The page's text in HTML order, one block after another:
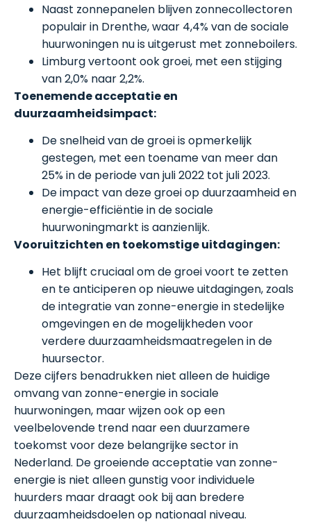
Naast zonnepanelen blijven zonnecollectoren
populair in Drenthe, waar 4,4% van de sociale
huurwoningen nu is uitgerust met zonneboilers.
Limburg vertoont ook groei, met een stijging
van 2,0% naar 2,2%.
Toenemende acceptatie en
duurzaamheidsimpact:
De snelheid van de groei is opmerkelijk
gestegen, met een toename van meer dan
25% in de periode van juli 2022 tot juli 2023.
De impact van deze groei op duurzaamheid en
energie-efficiëntie in de sociale
huurwoningmarkt is aanzienlijk.
Vooruitzichten en toekomstige uitdagingen:
Het blijft cruciaal om de groei voort te zetten
en te anticiperen op nieuwe uitdagingen, zoals
de integratie van zonne-energie in stedelijke
omgevingen en de mogelijkheden voor
verdere duurzaamheidsmaatregelen in de
huursector.
Deze cijfers benadrukken niet alleen de huidige
omvang van zonne-energie in sociale
huurwoningen, maar wijzen ook op een
veelbelovende trend naar een duurzamere
toekomst voor deze belangrijke sector in
Nederland. De groeiende acceptatie van zonne-
energie is niet alleen gunstig voor individuele
huurders maar draagt ook bij aan bredere
duurzaamheidsdoelen op nationaal niveau.